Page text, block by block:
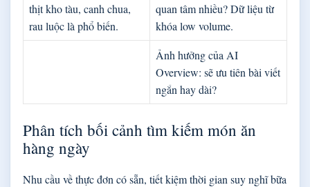
thịt kho tàu, canh chua,
rau luộc là phổ biến.
quan tâm nhiều? Dữ liệu từ
khóa low volume.
Ảnh hưởng của AI
Overview: sẽ ưu tiên bài viết
ngắn hay dài?
Phân tích bối cảnh tìm kiếm món ăn
hàng ngày
Nhu cầu về thực đơn có sẵn, tiết kiệm thời gian suy nghĩ bữa